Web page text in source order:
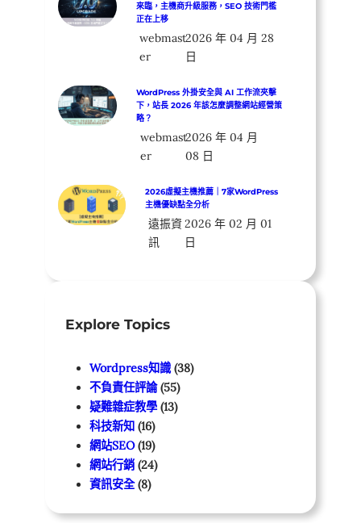
來臨，主機商升級服務，SEO 技術門檻
正在上移
webmast
er
2026 年 04 月 28
日
WordPress 外掛安全與 AI 工作流夾擊
下，站長 2026 年該怎麼調整網站經營策
略？
webmast
er
2026 年 04 月
08 日
2026虛擬主機推薦｜7家WordPress
主機優缺點全分析
遠振資
訊
2026 年 02 月 01
日
Explore Topics
Wordpress知識 (38)
不負責任評論(55)
疑難雜症教學 (13)
科技新知 (16)
網站SEO(19)
網站行銷 (24)
資訊安全(8)